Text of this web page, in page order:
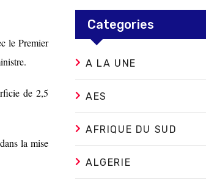
le Premier
de 2,5
la mise
Categories
A LA UNE
AES
AFRIQUE DU SUD
ALGERIE